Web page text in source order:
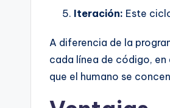
Iteración: Este
A diferencia de la
cada línea de código,
que el humano se